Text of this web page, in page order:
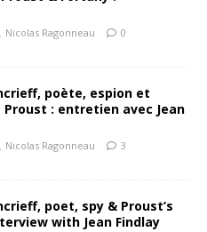
Nicolas Ragonneau 0
poète, espion et
: entretien avec Jean
Nicolas Ragonneau 3
poet, spy & Proust’s
with Jean Findlay